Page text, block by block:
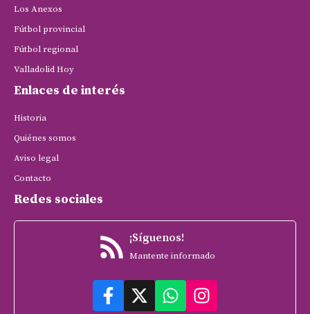
Los Anexos
Fútbol provincial
Fútbol regional
Valladolid Hoy
Enlaces de interés
Historia
Quiénes somos
Aviso legal
Contacto
Redes sociales
¡Síguenos!
Mantente informado